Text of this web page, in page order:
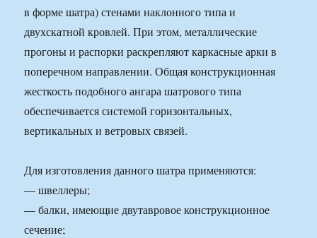
в форме шатра) стенами наклонного типа и
двухскатной кровлей. При этом, металлические
прогоны и распорки раскрепляют каркасные арки в
поперечном направлении. Общая конструкционная
жесткость подобного ангара шатрового типа
обеспечивается системой горизонтальных,
вертикальных и ветровых связей.
Для изготовления данного шатра применяются:
— швеллеры;
— балки, имеющие двутавровое конструкционное
сечение;